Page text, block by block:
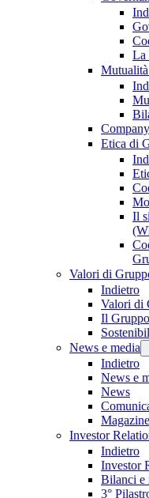
La
Mutualità
Etica di
Il
Valori di
Indietro
Valori di
Il
News e media
Indietro
News e
News
Magazine
Investor
Indietro
Investor
Bilanci e
3°